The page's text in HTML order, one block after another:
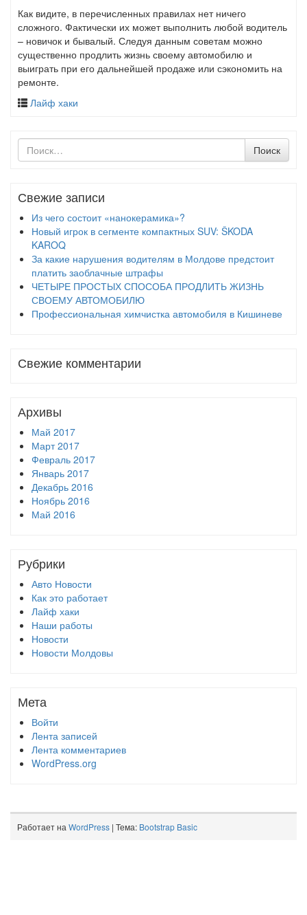
Как видите, в перечисленных правилах нет ничего
сложного. Фактически их может выполнить любой водитель
– новичок и бывалый. Следуя данным советам можно
существенно продлить жизнь своему автомобилю и
выиграть при его дальнейшей продаже или сэкономить на
ремонте.
Лайф хаки
Поиск
по
Поиск
Свежие записи
Из чего состоит «нанокерамика»?
Новый игрок в сегменте компактных SUV: ŠKODA
KAROQ
За какие нарушения водителям в Молдове предстоит
платить заоблачные штрафы
ЧЕТЫРЕ ПРОСТЫХ СПОСОБА ПРОДЛИТЬ ЖИЗНЬ
СВОЕМУ АВТОМОБИЛЮ
Профессиональная химчистка автомобиля в Кишиневе
Свежие комментарии
Архивы
Май 2017
Март 2017
Февраль 2017
Январь 2017
Декабрь 2016
Ноябрь 2016
Май 2016
Рубрики
Авто Новости
Как это работает
Лайф хаки
Наши работы
Новости
Новости Молдовы
Мета
Войти
Лента записей
Лента комментариев
WordPress.org
Работает на WordPress | Тема: Bootstrap Basic